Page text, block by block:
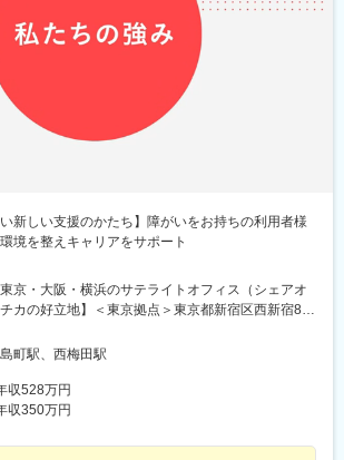
い新しい支援のかたち】障がいをお持ちの利用者様
境を整えキャリアをサポート
東京・大阪・横浜のサテライトオフィス（シェアオ
カの好立地】＜東京拠点＞東京都新宿区西新宿8-
ビル 4階▼アクセス東京メトロ丸ノ内線「西新宿
分都営大江戸線「都庁前駅」より徒歩9分東京メト
番5号 毎日インテシオビル11階▼アクセスJR「大
り徒歩7分（地下通路直結）大阪メトロ四つ橋線
奈川県横浜市西区花咲町7丁目150 ウエインズ&
町駅、西梅田駅
収528万円
収350万円